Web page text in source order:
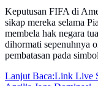
Keputusan FIFA di
sikap mereka selama
membela hak negara
dihormati sepenuhnya
pembatasan pada
Lanjut Baca:Link Live